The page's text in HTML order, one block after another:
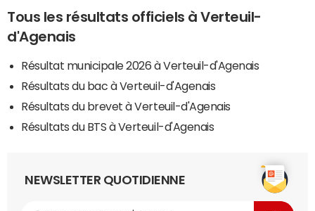
Tous les résultats officiels à Verteuil-
d'Agenais
Résultat municipale 2026 à Verteuil-d'Agenais
Résultats du bac à Verteuil-d'Agenais
Résultats du brevet à Verteuil-d'Agenais
Résultats du BTS à Verteuil-d'Agenais
NEWSLETTER QUOTIDIENNE